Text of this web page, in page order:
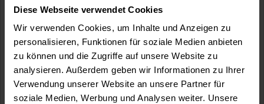
Diese Webseite verwendet Cookies
Wir verwenden Cookies, um Inhalte und Anzeigen zu
personalisieren, Funktionen für soziale Medien anbieten
zu können und die Zugriffe auf unsere Website zu
analysieren. Außerdem geben wir Informationen zu Ihrer
Verwendung unserer Website an unsere Partner für
soziale Medien, Werbung und Analysen weiter. Unsere
Universelle 1K-Grundierung, die über hervorragende
Haftung, Korrosionsschutz und...
Verfügbare Varianten
0,4 Liter 59,98 € / 1 Liter